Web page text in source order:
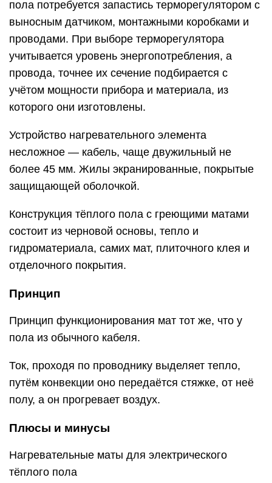
пола потребуется запастись терморегулятором с
выносным датчиком, монтажными коробками и
проводами. При выборе терморегулятора
учитывается уровень энергопотребления, а
провода, точнее их сечение подбирается с
учётом мощности прибора и материала, из
которого они изготовлены.
Устройство нагревательного элемента
несложное — кабель, чаще двужильный не
более 45 мм. Жилы экранированные, покрытые
защищающей оболочкой.
Конструкция тёплого пола с греющими матами
состоит из черновой основы, тепло и
гидроматериала, самих мат, плиточного клея и
отделочного покрытия.
Принцип
Принцип функционирования мат тот же, что у
пола из обычного кабеля.
Ток, проходя по проводнику выделяет тепло,
путём конвекции оно передаётся стяжке, от неё
полу, а он прогревает воздух.
Плюсы и минусы
Нагревательные маты для электрического
тёплого пола